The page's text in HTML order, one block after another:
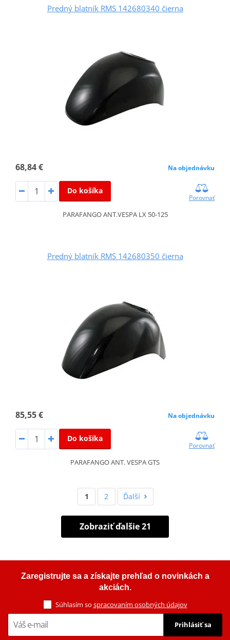
Predný blatník RMS 142680340 čierna
68,84 € Na objednávku
Do košíka
Porovnať
PARAFANGO ANT.VESPA LX 50-125
Predný blatník RMS 142680350 čierna
85,55 € Na objednávku
Do košíka
Porovnať
PARAFANGO ANT. VESPA GTS
1 2 Ďalší
Zobraziť ďalšie 21
Zaregistrujte sa a získajte prehľad o novinkách a
akciách.
Súhlasím so spracovaním osobných údajov
Prihlásiť sa